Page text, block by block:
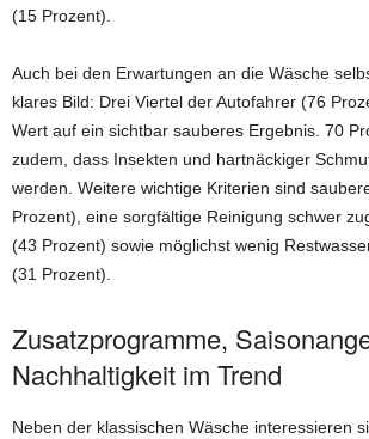
(15 Prozent).
Auch bei den Erwartungen an die Wäsche
klares Bild: Drei Viertel der Autofahrer (76
Wert auf ein sichtbar sauberes Ergebnis. 70
zudem, dass Insekten und hartnäckiger
werden. Weitere wichtige Kriterien sind
Prozent), eine sorgfältige Reinigung schwer
(43 Prozent) sowie möglichst wenig
(31 Prozent).
Zusatzprogramme,
Nachhaltigkeit im Trend
Neben der klassischen Wäsche interessieren